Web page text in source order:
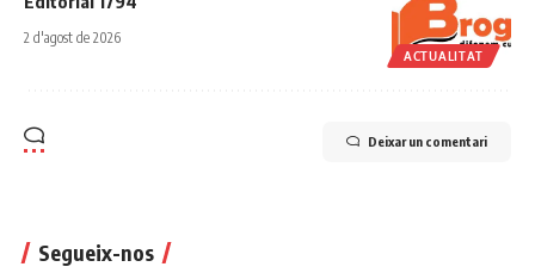
ACTUALITAT
2 d'agost de 2026
Deixar un comentari
Segueix-nos